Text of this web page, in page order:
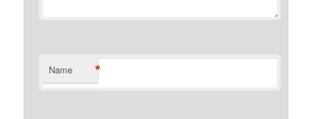
Name *